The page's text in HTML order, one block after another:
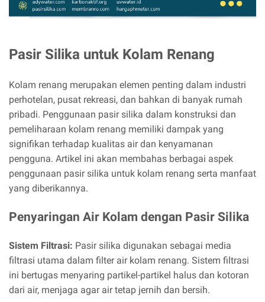
Pasir Silika untuk Kolam Renang
Kolam renang merupakan elemen penting dalam industri
perhotelan, pusat rekreasi, dan bahkan di banyak rumah
pribadi. Penggunaan pasir silika dalam konstruksi dan
pemeliharaan kolam renang memiliki dampak yang
signifikan terhadap kualitas air dan kenyamanan
pengguna. Artikel ini akan membahas berbagai aspek
penggunaan pasir silika untuk kolam renang serta manfaat
yang diberikannya.
Penyaringan Air Kolam dengan Pasir Silika
Sistem Filtrasi: Pasir silika digunakan sebagai media
filtrasi utama dalam filter air kolam renang. Sistem filtrasi
ini bertugas menyaring partikel-partikel halus dan kotoran
dari air, menjaga agar air tetap jernih dan bersih.